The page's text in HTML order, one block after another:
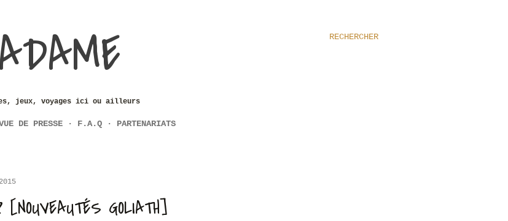
RECHERCHER
jeux, voyages ici ou ailleurs
DE PRESSE F.A.Q PARTENARIATS
[NOUVEAUTÉS GOLIATH]